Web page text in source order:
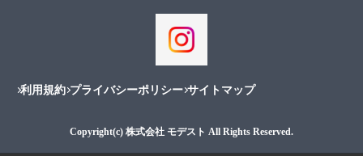
利用規約 プライバシーポリシー サイトマップ
Copyright(c) 株式会社 モデスト All Rights Reserved.